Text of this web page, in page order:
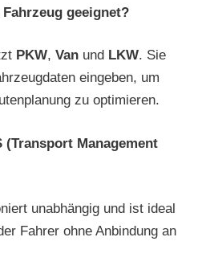
geeignet?
PKW, Van und LKW. Sie
eingeben, um
zu optimieren.
(Transport Management
unabhängig und ist ideal
Fahrer ohne Anbindung an